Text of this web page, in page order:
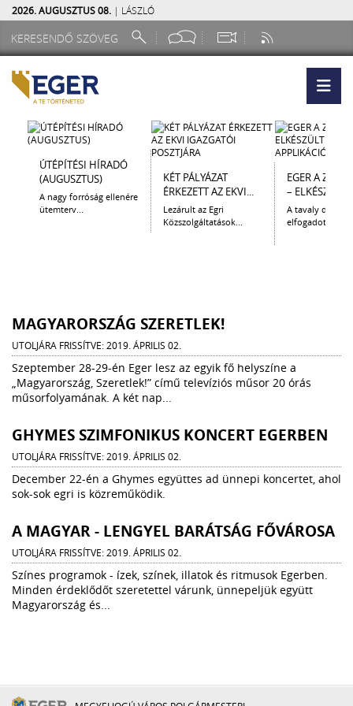
2026. AUGUSZTUS 08. | LÁSZLÓ
ÚTÉPÍTÉSI HÍRADÓ
(AUGUSZTUS)
A nagy forróság ellenére
ütemterv...
KÉT PÁLYÁZAT
ÉRKEZETT AZ EKVI...
Lezárult az Egri
Közszolgáltatások...
EGER A
– ELKÉSZÜLT
A tavaly
elfogadott
MAGYARORSZÁG SZERETLEK!
UTOLJÁRA FRISSÍTVE: 2019. ÁPRILIS 02.
Szeptember 28-29-én Eger lesz az egyik fő helyszíne a
„Magyarország, Szeretlek!” című televíziós műsor 20 órás
műsorfolyamának. A két nap...
GHYMES SZIMFONIKUS KONCERT EGERBEN
UTOLJÁRA FRISSÍTVE: 2019. ÁPRILIS 02.
December 22-én a Ghymes együttes ad ünnepi koncertet, ahol
sok-sok egri is közreműködik.
A MAGYAR - LENGYEL BARÁTSÁG FŐVÁROSA
UTOLJÁRA FRISSÍTVE: 2019. ÁPRILIS 02.
Színes programok - ízek, színek, illatok és ritmusok Egerben.
Minden érdeklődőt szeretettel várunk, ünnepeljük együtt
Magyarország és...